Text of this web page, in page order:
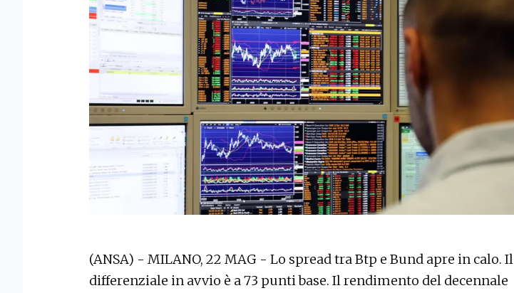
(ANSA) - MILANO, 22 MAG - Lo spread tra Btp e Bund apre in calo. Il
differenziale in avvio è a 73 punti base. Il rendimento del decennale